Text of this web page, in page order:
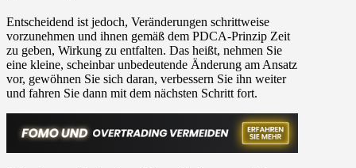
Entscheidend ist jedoch, Veränderungen schrittweise
vorzunehmen und ihnen gemäß dem PDCA-Prinzip Zeit
zu geben, Wirkung zu entfalten. Das heißt, nehmen Sie
eine kleine, scheinbar unbedeutende Änderung am Ansatz
vor, gewöhnen Sie sich daran, verbessern Sie ihn weiter
und fahren Sie dann mit dem nächsten Schritt fort.